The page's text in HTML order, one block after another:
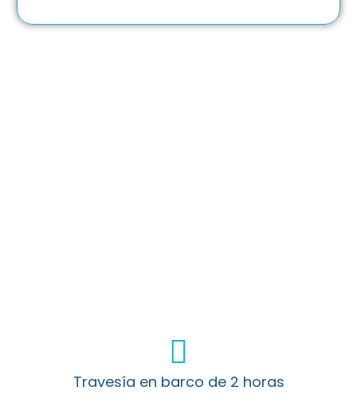
Travesía en barco de 2 horas